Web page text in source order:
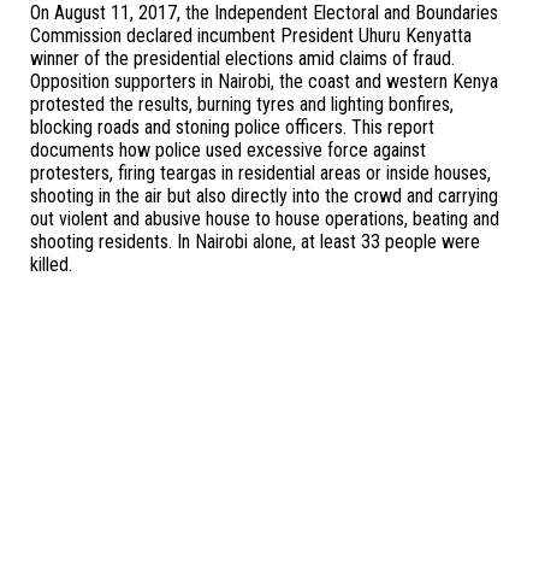
On August 11, 2017, the Independent Electoral and Boundaries
Commission declared incumbent President Uhuru Kenyatta
winner of the presidential elections amid claims of fraud.
Opposition supporters in Nairobi, the coast and western Kenya
protested the results, burning tyres and lighting bonfires,
blocking roads and stoning police officers. This report
documents how police used excessive force against
protesters, firing teargas in residential areas or inside houses,
shooting in the air but also directly into the crowd and carrying
out violent and abusive house to house operations, beating and
shooting residents. In Nairobi alone, at least 33 people were
killed.